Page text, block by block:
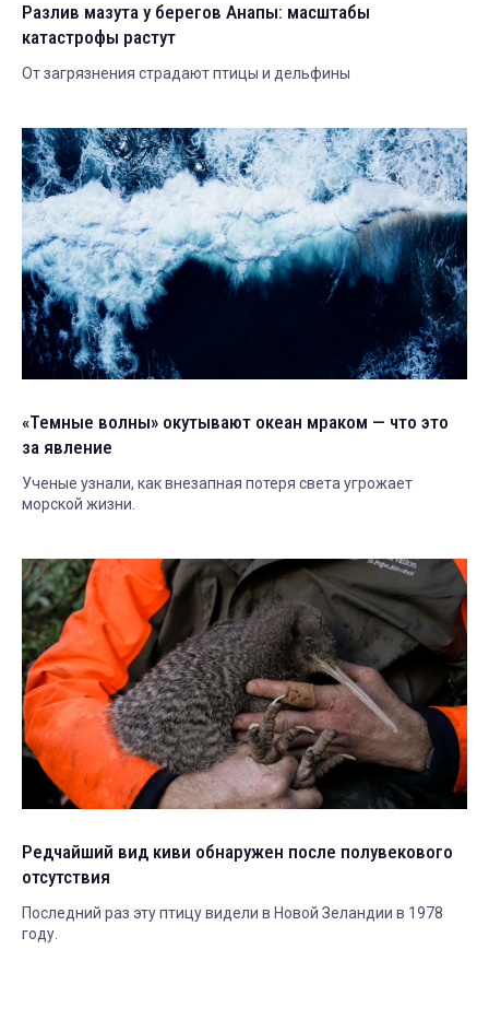
Разлив мазута у берегов Анапы: масштабы
катастрофы растут
От загрязнения страдают птицы и дельфины
«Темные волны» окутывают океан мраком — что это
за явление
Ученые узнали, как внезапная потеря света угрожает
морской жизни.
Редчайший вид киви обнаружен после полувекового
отсутствия
Последний раз эту птицу видели в Новой Зеландии в 1978
году.